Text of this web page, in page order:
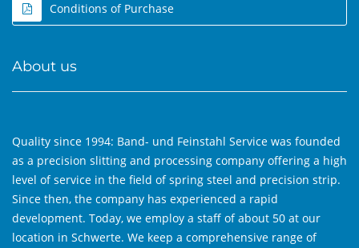
Conditions of Purchase
About us
Quality since 1994: Band- und Feinstahl Service was founded
as a precision slitting and processing company offering a high
level of service in the field of spring steel and precision strip.
Since then, the company has experienced a rapid
development. Today, we employ a staff of about 50 at our
location in Schwerte. We keep a comprehensive range of